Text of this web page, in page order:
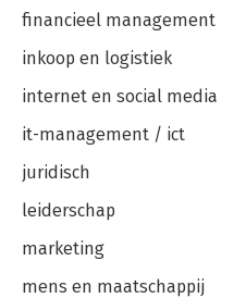
financieel management
inkoop en logistiek
internet en social media
it-management / ict
juridisch
leiderschap
marketing
mens en maatschappij